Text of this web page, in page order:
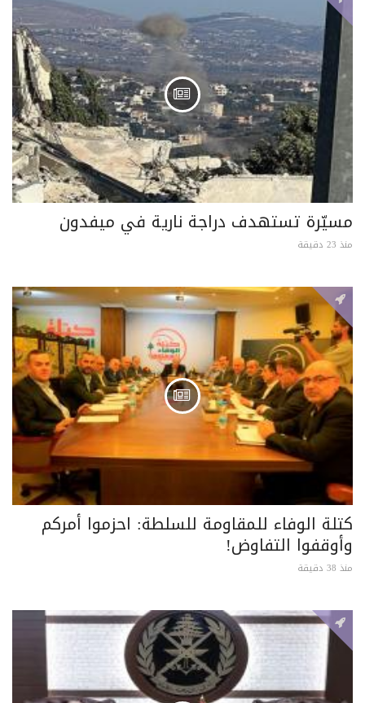
مسيّرة تستهدف دراجة نارية في ميفدون
منذ 23 دقيقة
كتلة الوفاء للمقاومة للسلطة: احزموا أمركم
وأوقفوا التفاوض!
منذ 38 دقيقة